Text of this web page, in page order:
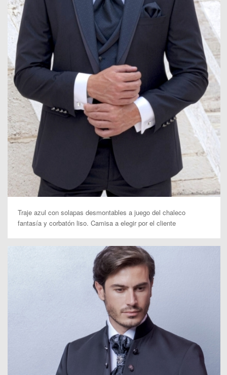
Traje azul con solapas desmontables a juego del chaleco
fantasía y corbatón liso. Camisa a elegir por el cliente